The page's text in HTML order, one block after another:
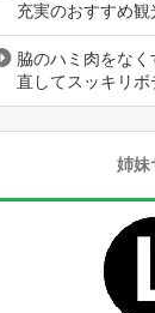
充実のおすすめ観
脇のハミ肉をな
直してスッキリボ
姉妹